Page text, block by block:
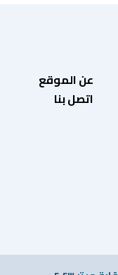
عن الموقع
اتصل بنا